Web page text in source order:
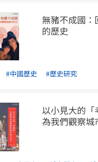
無豬不成國
的歷史
#中國歷史 #歷史研究
以小見大的「
為我們觀察城